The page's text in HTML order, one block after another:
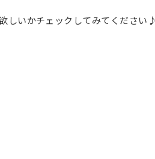
しいかチェックしてみてください♪